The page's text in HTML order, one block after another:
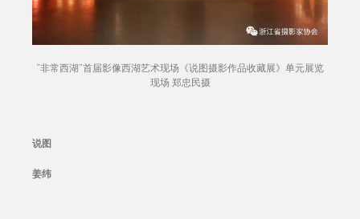
“非常西湖”首届影像西湖艺术现场《说图摄影作品收藏展》单元展览
现场 郑忠民摄
说图
姜纬